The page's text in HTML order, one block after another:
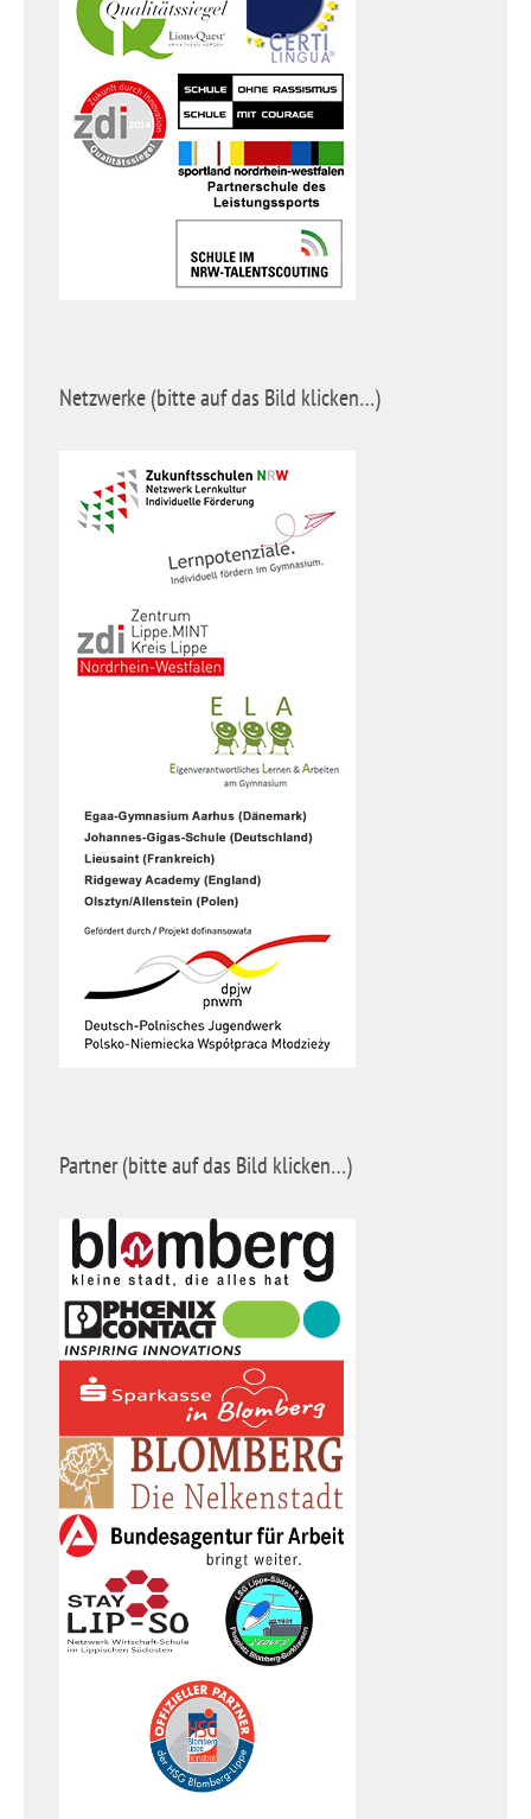
Netzwerke (bitte auf das Bild klicken…)
Partner (bitte auf das Bild klicken…)